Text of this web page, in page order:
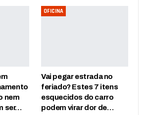
nem
ser…
OFICINA
Vai pegar estrada no
feriado? Estes 7 itens
esquecidos do carro
podem virar dor de…